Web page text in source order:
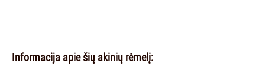
Informacija apie šių akinių rėmelį: